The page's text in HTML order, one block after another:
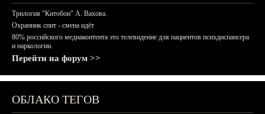
Трилогия "Китобои" А. Вахова.
Охранник спит - смена идёт
80% российского медиаконтента это телевидение для пациентов психдиспансера
и наркологии.
Перейти на форум >>
ОБЛАКО ТЕГОВ